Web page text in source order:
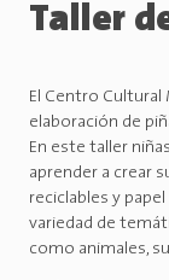
Taller
El Centro Cultural
elaboración de
En este taller
aprender a crear
reciclables y
variedad de
como animales,